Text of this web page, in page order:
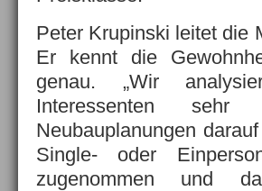
Peter Krupinski leitet die
Er kennt die
genau. „Wir
Interessenten
Neubauplanungen
Single- oder
zugenommen und